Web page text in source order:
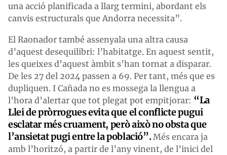
una acció planificada a llarg termini, abordant els
canvis estructurals que Andorra necessita”.
El Raonador també assenyala una altra causa
d’aquest desequilibri: l’habitatge. En aquest sentit,
les queixes d’aquest àmbit s’han tornat a disparar.
De les 27 del 2024 passen a 69. Per tant, més que es
dupliquen. I Cañada no es mossega la llengua a
l’hora d’alertar que tot plegat pot empitjorar: “La
Llei de pròrrogues evita que el conflicte pugui
esclatar més cruament, però això no obsta que
l’ansietat pugi entre la població”.Més encara ja
amb l’horitzó, a partir de l’any vinent, de l’inici del